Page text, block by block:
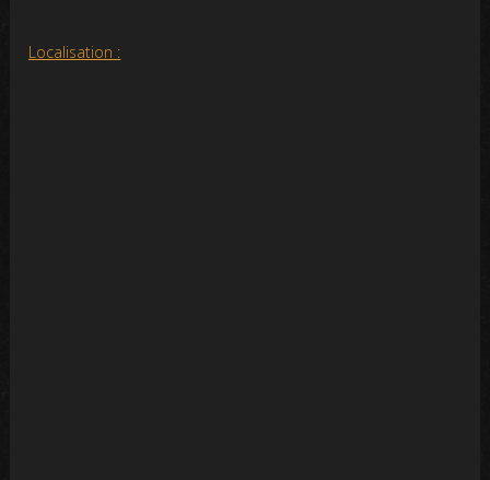
Localisation :